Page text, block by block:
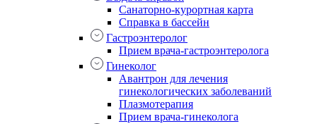
Санаторно-курортная карта
Справка в бассейн
Гастроэнтеролог
Прием врача-гастроэнтеролога
Гинеколог
Авантрон для лечения
гинекологических заболеваний
Плазмотерапия
Прием врача-гинеколога